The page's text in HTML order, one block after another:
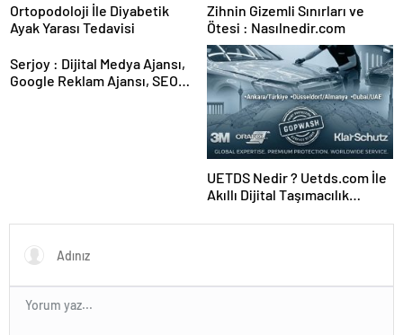
Ortopodoloji İle Diyabetik
Ayak Yarası Tedavisi
Zihnin Gizemli Sınırları ve
Ötesi : Nasılnedir.com
Serjoy : Dijital Medya Ajansı,
Google Reklam Ajansı, SEO
UETDS Nedir ? Uetds.com İle
Akıllı Dijital Taşımacılık